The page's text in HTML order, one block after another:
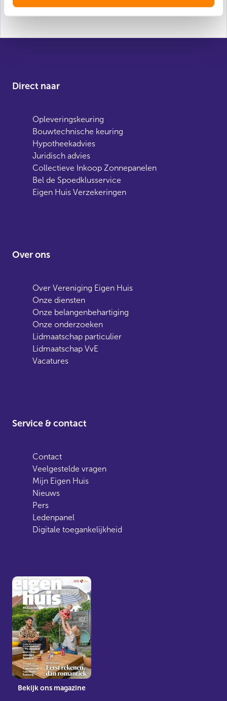
Direct naar
Opleveringskeuring
Bouwtechnische keuring
Hypotheekadvies
Juridisch advies
Collectieve Inkoop Zonnepanelen
Bel de Spoedklusservice
Eigen Huis Verzekeringen
Over ons
Over Vereniging Eigen Huis
Onze diensten
Onze belangenbehartiging
Onze onderzoeken
Lidmaatschap particulier
Lidmaatschap VvE
Vacatures
Service & contact
Contact
Veelgestelde vragen
Mijn Eigen Huis
Nieuws
Pers
Ledenpanel
Digitale toegankelijkheid
Bekijk ons magazine